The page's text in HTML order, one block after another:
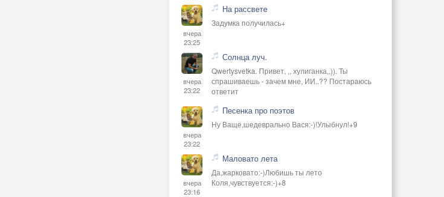
вчера
23:25
На рассвете
Задумка получилась+
вчера
23:22
Солнца луч.
Qwertysvetka. Привет, ,, хулиганка,,)). Ты
спрашиваешь - зачем мне, ИИ..?? Постараюсь
ответит
вчера
23:22
Песенка про поэтов
Ну Ваще,шедеврально Вася:-)!Улыбнул!+9
вчера
23:16
Маловато лета
Да,жарковато:-)Любишь ты лето
Коля,чувствуется:-)+8